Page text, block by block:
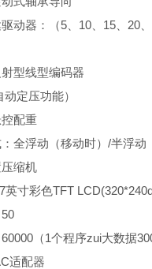
动器：（5、10、15、20
型线型编码器
定压功能）
配重
全浮动（移动时）/半浮动
缩机
英寸彩色TFT
（1个程序zui大数据
适配器